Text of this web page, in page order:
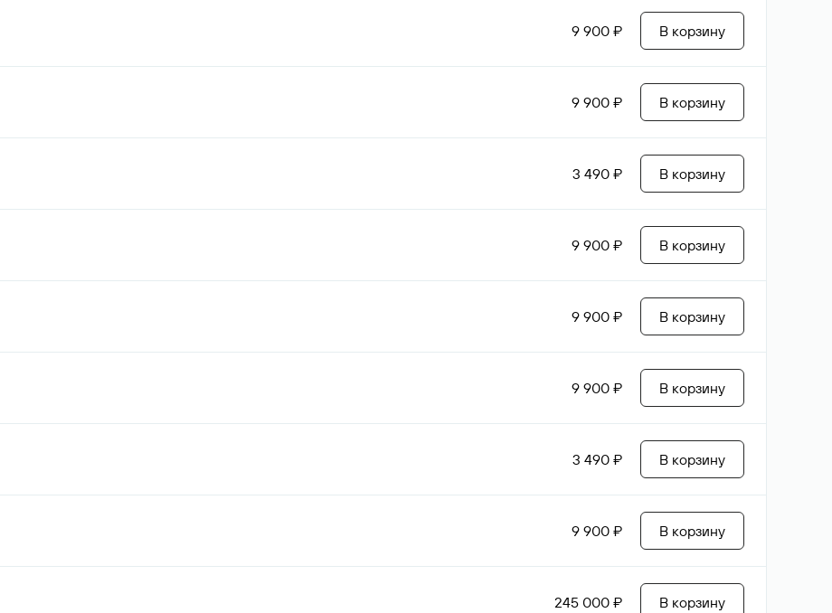
9 900 ₽ В корзину
9 900 ₽ В корзину
3 490 ₽ В корзину
9 900 ₽ В корзину
9 900 ₽ В корзину
9 900 ₽ В корзину
3 490 ₽ В корзину
9 900 ₽ В корзину
245 000 ₽ В корзину